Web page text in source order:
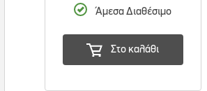
Άμεσα Διαθέσιμο
Στο καλάθι